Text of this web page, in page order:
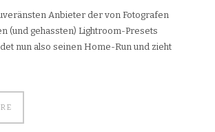
Anbieter der von Fotografen
(und gehassten) Lightroom-Presets
nun also seinen Home-Run und zieht